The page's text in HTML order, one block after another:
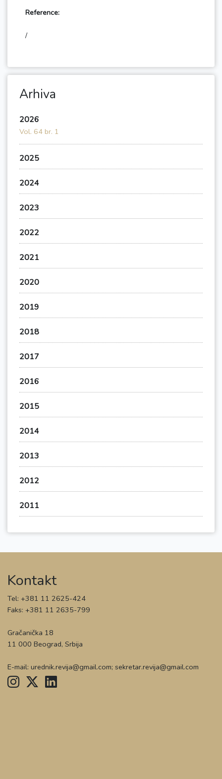
Reference:
Arhiva
2026
Vol. 64 br. 1
2025
2024
2023
2022
2021
2020
2019
2018
2017
2016
2015
2014
2013
2012
2011
Kontakt
Tel: +381 11 2625-424
Faks: +381 11 2635-799
Gračanička 18
11 000 Beograd, Srbija
E-mail: urednik.revija@gmail.com; sekretar.revija@gmail.com